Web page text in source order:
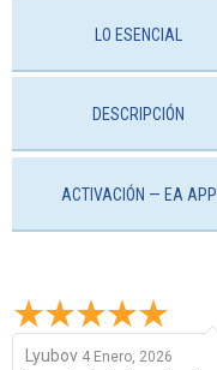
LO ESENCIAL
DESCRIPCIÓN
ACTIVACIÓN — EA APP
Lyubov 4 Enero, 2026